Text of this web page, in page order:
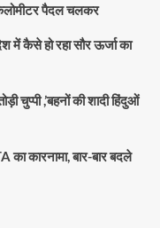
पैदल चलकर
में कैसे हो रहा सौर ऊर्जा का
चुप्पी ,’बहनों की शादी हिंदुओं
कारनामा, बार-बार बदले